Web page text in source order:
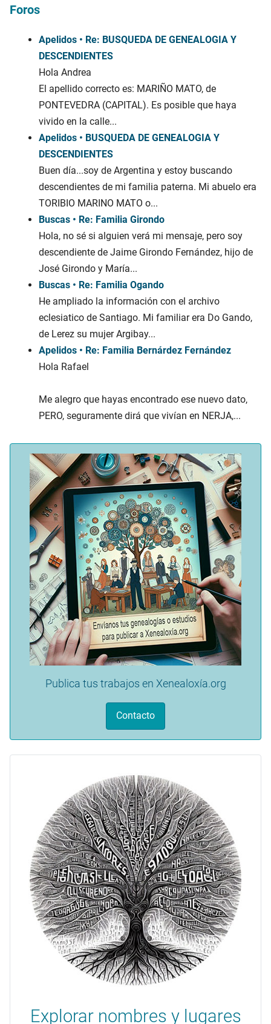
Foros
Apelidos • Re: BUSQUEDA DE GENEALOGIA Y
DESCENDIENTES
Hola Andrea
El apellido correcto es: MARIÑO MATO, de
PONTEVEDRA (CAPITAL). Es posible que haya
vivido en la calle...
Apelidos • BUSQUEDA DE GENEALOGIA Y
DESCENDIENTES
Buen día...soy de Argentina y estoy buscando
descendientes de mi familia paterna. Mi abuelo era
TORIBIO MARINO MATO o...
Buscas • Re: Familia Girondo
Hola, no sé si alguien verá mi mensaje, pero soy
descendiente de Jaime Girondo Fernández, hijo de
José Girondo y María...
Buscas • Re: Familia Ogando
He ampliado la información con el archivo
eclesiatico de Santiago. Mi familiar era Do Gando,
de Lerez su mujer Argibay...
Apelidos • Re: Familia Bernárdez Fernández
Hola Rafael
Me alegro que hayas encontrado ese nuevo dato,
PERO, seguramente dirá que vivían en NERJA,...
Publica tus trabajos en Xenealoxía.org
Contacto
Explorar nombres y lugares